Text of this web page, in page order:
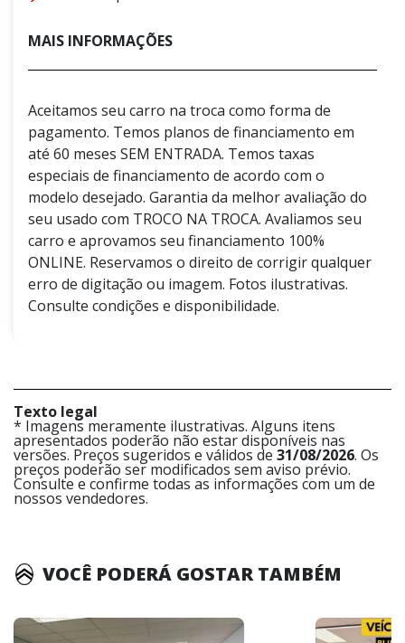
MAIS INFORMAÇÕES
Aceitamos seu carro na troca como forma de
pagamento. Temos planos de financiamento em
até 60 meses SEM ENTRADA. Temos taxas
especiais de financiamento de acordo com o
modelo desejado. Garantia da melhor avaliação do
seu usado com TROCO NA TROCA. Avaliamos seu
carro e aprovamos seu financiamento 100%
ONLINE. Reservamos o direito de corrigir qualquer
erro de digitação ou imagem. Fotos ilustrativas.
Consulte condições e disponibilidade.
Texto legal
* Imagens meramente ilustrativas. Alguns itens
apresentados poderão não estar disponíveis nas
versões. Preços sugeridos e válidos de 31/08/2026. Os
preços poderão ser modificados sem aviso prévio.
Consulte e confirme todas as informações com um de
nossos vendedores.
VOCÊ PODERÁ GOSTAR TAMBÉM